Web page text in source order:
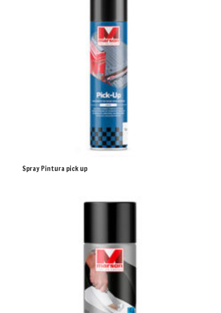
Spray Pintura pick up